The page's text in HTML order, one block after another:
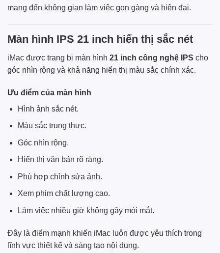
mang đến không gian làm việc gọn gàng và hiện đại.
Màn hình IPS 21 inch hiển thị sắc nét
iMac được trang bị màn hình 21 inch công nghệ IPS cho
góc nhìn rộng và khả năng hiển thị màu sắc chính xác.
Ưu điểm của màn hình
Hình ảnh sắc nét.
Màu sắc trung thực.
Góc nhìn rộng.
Hiển thị văn bản rõ ràng.
Phù hợp chỉnh sửa ảnh.
Xem phim chất lượng cao.
Làm việc nhiều giờ không gây mỏi mắt.
Đây là điểm mạnh khiến iMac luôn được yêu thích trong
lĩnh vực thiết kế và sáng tạo nội dung.